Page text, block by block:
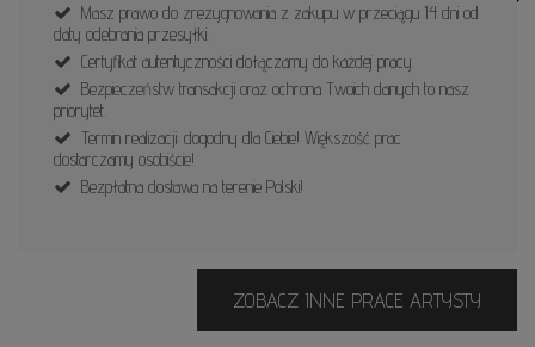
Masz prawo do zrezygnowania z zakupu w przeciągu 14 dni od
daty odebrania przesyłki.
Certyfikat autentyczności dołączamy do każdej pracy.
Bezpieczeństw transakcji oraz ochrona Twoich danych to nasz
priorytet.
Termin realizacji: dogodny dla Ciebie! Większość prac
dostarczamy osobiście!
Bezpłatna dostawa na terenie Polski!
ZOBACZ INNE PRACE ARTYSTY